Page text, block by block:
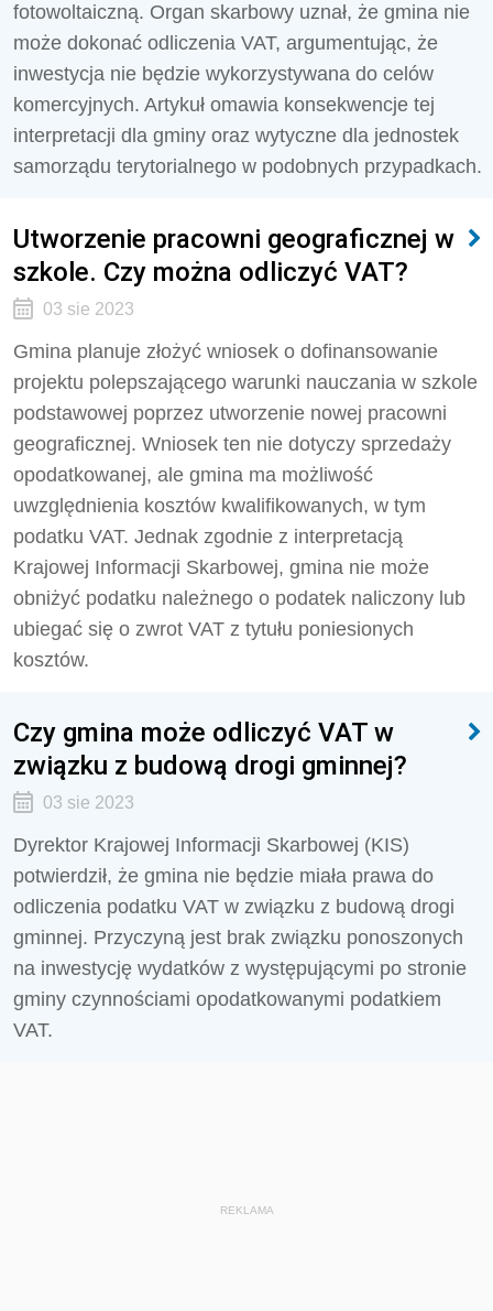
fotowoltaiczną. Organ skarbowy uznał, że gmina nie
może dokonać odliczenia VAT, argumentując, że
inwestycja nie będzie wykorzystywana do celów
komercyjnych. Artykuł omawia konsekwencje tej
interpretacji dla gminy oraz wytyczne dla jednostek
samorządu terytorialnego w podobnych przypadkach.
Utworzenie pracowni geograficznej w
szkole. Czy można odliczyć VAT?
03 sie 2023
Gmina planuje złożyć wniosek o dofinansowanie
projektu polepszającego warunki nauczania w szkole
podstawowej poprzez utworzenie nowej pracowni
geograficznej. Wniosek ten nie dotyczy sprzedaży
opodatkowanej, ale gmina ma możliwość
uwzględnienia kosztów kwalifikowanych, w tym
podatku VAT. Jednak zgodnie z interpretacją
Krajowej Informacji Skarbowej, gmina nie może
obniżyć podatku należnego o podatek naliczony lub
ubiegać się o zwrot VAT z tytułu poniesionych
kosztów.
Czy gmina może odliczyć VAT w
związku z budową drogi gminnej?
03 sie 2023
Dyrektor Krajowej Informacji Skarbowej (KIS)
potwierdził, że gmina nie będzie miała prawa do
odliczenia podatku VAT w związku z budową drogi
gminnej. Przyczyną jest brak związku ponoszonych
na inwestycję wydatków z występującymi po stronie
gminy czynnościami opodatkowanymi podatkiem
VAT.
REKLAMA